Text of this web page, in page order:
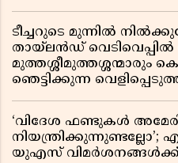
ടീച്ചറുടെ മുന്നിൽ
തായ്‌ലൻഡ്
മുത്തശ്ശീമുത്തശ്ശന്മാരും
ഞെട്ടിക്കുന്ന
‘വിദേശ ഫണ്ടുകൾ
യുഎസ് വിമർശനങ്ങൾക്ക്